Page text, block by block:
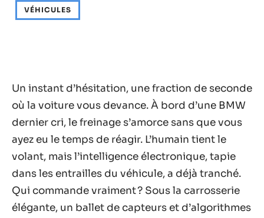
VÉHICULES
Un instant d’hésitation, une fraction de seconde
où la voiture vous devance. À bord d’une BMW
dernier cri, le freinage s’amorce sans que vous
ayez eu le temps de réagir. L’humain tient le
volant, mais l’intelligence électronique, tapie
dans les entrailles du véhicule, a déjà tranché.
Qui commande vraiment ? Sous la carrosserie
élégante, un ballet de capteurs et d’algorithmes